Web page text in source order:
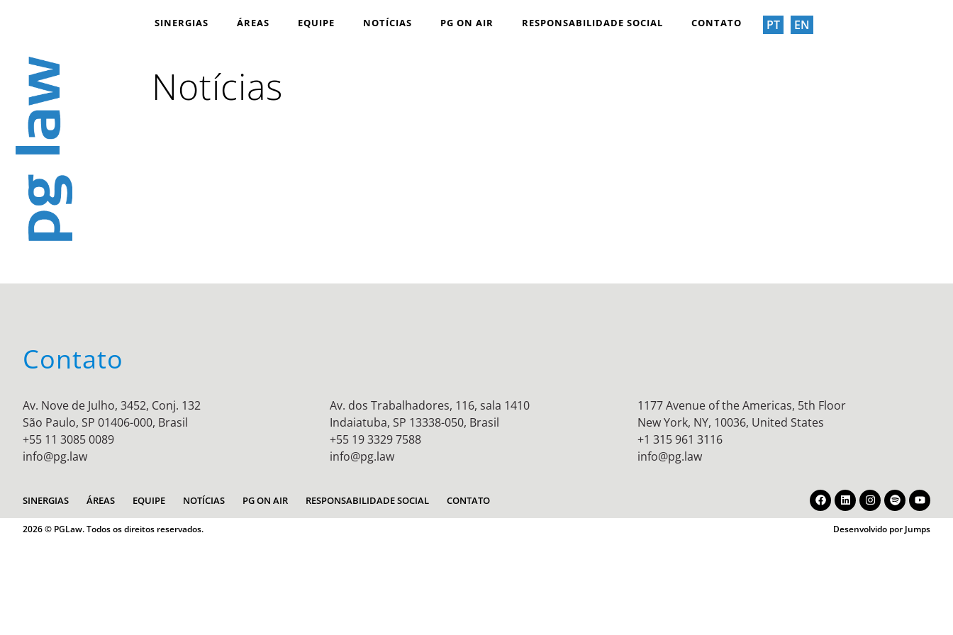
SINERGIAS ÁREAS EQUIPE NOTÍCIAS PG ON AIR RESPONSABILIDADE SOCIAL CONTATO PT EN
Notícias
Contato
Av. Nove de Julho, 3452, Conj. 132
São Paulo, SP 01406-000, Brasil
+55 11 3085 0089
info@pg.law
Av. dos Trabalhadores, 116, sala 1410
Indaiatuba, SP 13338-050, Brasil
+55 19 3329 7588
info@pg.law
1177 Avenue of the Americas, 5th Floor
New York, NY, 10036, United States
+1 315 961 3116
info@pg.law
SINERGIAS ÁREAS EQUIPE NOTÍCIAS PG ON AIR RESPONSABILIDADE SOCIAL CONTATO
2026 © PGLaw. Todos os direitos reservados. Desenvolvido por Jumps